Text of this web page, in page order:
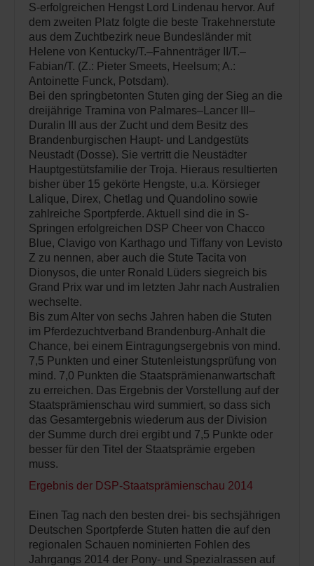
S-erfolgreichen Hengst Lord Lindenau hervor. Auf
dem zweiten Platz folgte die beste Trakehnerstute
aus dem Zuchtbezirk neue Bundesländer mit
Helene von Kentucky/T.–Fahnenträger II/T.–
Fabian/T. (Z.: Pieter Smeets, Heelsum; A.:
Antoinette Funck, Potsdam).
Bei den springbetonten Stuten ging der Sieg an die
dreijährige Tramina von Palmares–Lancer III–
Duralin III aus der Zucht und dem Besitz des
Brandenburgischen Haupt- und Landgestüts
Neustadt (Dosse). Sie vertritt die Neustädter
Hauptgestütsfamilie der Troja. Hieraus resultierten
bisher über 15 gekörte Hengste, u.a. Körsieger
Lalique, Direx, Chetlag und Quandolino sowie
zahlreiche Sportpferde. Aktuell sind die in S-
Springen erfolgreichen DSP Cheer von Chacco
Blue, Clavigo von Karthago und Tiffany von Levisto
Z zu nennen, aber auch die Stute Tacita von
Dionysos, die unter Ronald Lüders siegreich bis
Grand Prix war und im letzten Jahr nach Australien
wechselte.
Bis zum Alter von sechs Jahren haben die Stuten
im Pferdezuchtverband Brandenburg-Anhalt die
Chance, bei einem Eintragungsergebnis von mind.
7,5 Punkten und einer Stutenleistungsprüfung von
mind. 7,0 Punkten die Staatsprämienanwartschaft
zu erreichen. Das Ergebnis der Vorstellung auf der
Staatsprämienschau wird summiert, so dass sich
das Gesamtergebnis wiederum aus der Division
der Summe durch drei ergibt und 7,5 Punkte oder
besser für den Titel der Staatsprämie ergeben
muss.
Ergebnis der DSP-Staatsprämienschau 2014
Einen Tag nach den besten drei- bis sechsjährigen
Deutschen Sportpferde Stuten hatten die auf den
regionalen Schauen nominierten Fohlen des
Jahrgangs 2014 der Pony- und Spezialrassen auf